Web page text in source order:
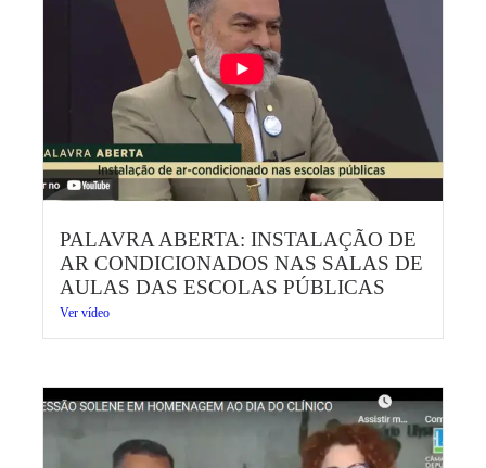
PALAVRA ABERTA: INSTALAÇÃO DE
AR CONDICIONADOS NAS SALAS DE
AULAS DAS ESCOLAS PÚBLICAS
Ver vídeo